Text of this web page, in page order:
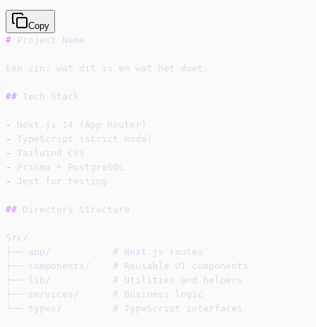
Copy
# Project Name
Eén zin: wat dit is en wat het doet.
## Tech Stack
-
Next.js 14 (App Router)
-
TypeScript (strict mode)
-
Tailwind CSS
-
Prisma + PostgreSQL
-
Jest for testing
## Directory Structure
Src/
├── app/           # Next.js routes
├── components/    # Reusable UI components
├── lib/           # Utilities and helpers
├── services/      # Business logic
└── types/         # TypeScript interfaces